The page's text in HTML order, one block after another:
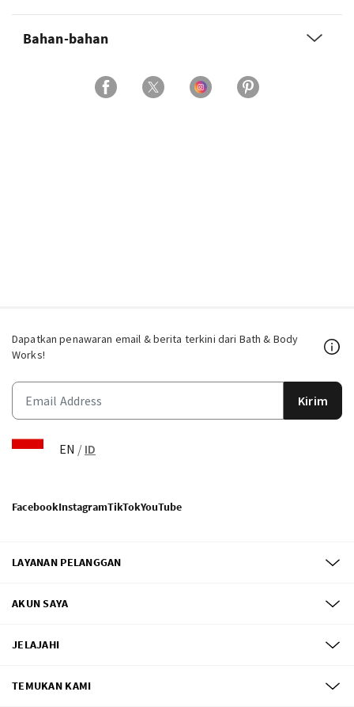
Bahan-bahan
Dapatkan penawaran email & berita terkini dari Bath & Body
Works!
Kirim
EN / ID
FacebookInstagramTikTokYouTube
LAYANAN PELANGGAN
AKUN SAYA
JELAJAHI
TEMUKAN KAMI